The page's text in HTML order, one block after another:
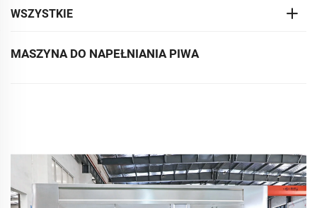
WSZYSTKIE
MASZYNA DO NAPEŁNIANIA PIWA